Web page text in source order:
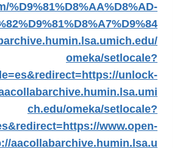
%D9%81%D8%AA%D8%AD-
omeka/setlocale?
unlock-
ch.edu/omeka/setlocale?
www.open-
aacollabarchive.humin.lsa.u